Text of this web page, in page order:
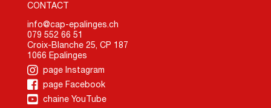
CONTACT
info@cap-epalinges.ch
079 552 66 51
Croix-Blanche 25, CP 187
1066 Epalinges
page Instagram
page Facebook
chaine YouTube